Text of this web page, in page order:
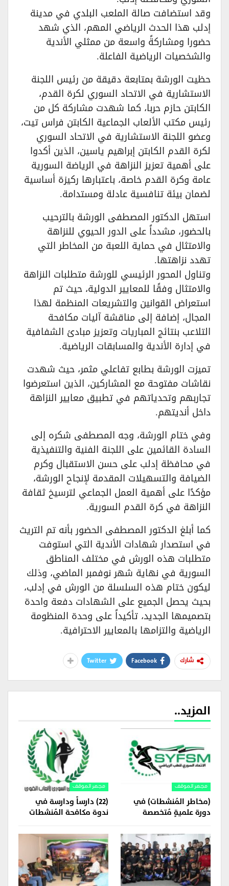
وقد استضافت صالة الملعب البلدي في مدينة
إدلب هذا الحدث الرياضي المهم، الذي شهد
حضورا ومشاركةً واسعة من ممثلي الأندية
والشخصيات الرياضية الفاعلة.
حظيت الورشة بمتابعة دقيقة من رئيس اللجنة
الاستشارية في الاتحاد السوري لكرة القدم،
الكابتن حازم حربا، كما شهدت مشاركة كل من
رئيس مكتب الألعاب الجماعية الكابتن فراس تيت،
وعضو اللجنة الاستشارية في الاتحاد السوري
لكرة القدم الكابتن إبراهيم ياسين، الذين أكدوا
على أهمية تعزيز النزاهة في الرياضة السورية
عامة وكرة القدم خاصة، باعتبارها ركيزة أساسية
لضمان بيئة تنافسية عادلة ومستدامة.
استهل الدكتور المصطفى الورشة بالترحيب
بالحضور، مشدداً على الدور الحيوي للنزاهة
والامتثال في حماية اللعبة من المخاطر التي
تهدد نزاهتها.
وتناول المحور الرئيسي للورشة متطلبات النزاهة
والامتثال وفقًا للمعايير الدولية، حيث تم
استعراض القوانين والتشريعات المنظمة لهذا
المجال، إضافة إلى مناقشة آليات مكافحة
التلاعب بنتائج المباريات وتعزيز مبادئ الشفافية
في إدارة الأندية والمسابقات الرياضية.
تميزت الورشة بطابع تفاعلي مثمر، حيث شهدت
نقاشات مفتوحة مع المشاركين، الذين استعرضوا
تجاربهم وتحدياتهم في تطبيق معايير النزاهة
داخل أنديتهم.
وفي ختام الورشة، وجه المصطفى شكره إلى
السادة القائمين على اللجنة الفنية والتنفيذية
في محافظة إدلب على حسن الاستقبال وكرم
الضيافة والتسهيلات المقدمة لإنجاح الورشة،
مؤكدًا على أهمية العمل الجماعي لترسيخ ثقافة
النزاهة في كرة القدم السورية.
كما أبلغ الدكتور المصطفى الحضور بأنه تم التريث
في استصدار شهادات الأندية التي استوفت
متطلبات هذه الورش في مختلف المناطق
السورية في نهاية شهر نوفمبر الماضي، وذلك
ليكون ختام هذه السلسلة من الورش في إدلب،
بحيث يحصل الجميع على الشهادات دفعة واحدة
بتصميمها الجديد، تأكيداً على وحدة المنظومة
الرياضية والتزامها بالمعايير الاحترافية.
شارك Facebook
Twitter
المزيد..
مجهر الموقف
(مخاطر المُنشطات) في
دورة علميةٍ مُتخصصة
مجهر الموقف
(22) دارساً ودارسة في
ندوة مكافحة المُنشطات